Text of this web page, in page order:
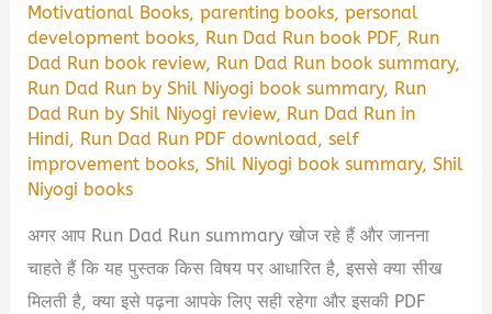
Motivational Books,parenting books,personal
development books, Run Dad Run book PDF, Run
Dad Run book review, Run Dad Run book summary,
Run Dad Run by Shil Niyogi book summary, Run
Dad Run by Shil Niyogi review, Run Dad Run in
Hindi, Run Dad Run PDF download,self
improvement books,Shil Niyogi book summary,Shil
Niyogi books
अगर आप Run Dad Run summary खोज रहे हैं और जानना
चाहते हैं कि यह पुस्तक किस विषय पर आधारित है, इससे क्या सीख
मिलती है, क्या इसे पढ़ना आपके लिए सही रहेगा और इसकी PDF